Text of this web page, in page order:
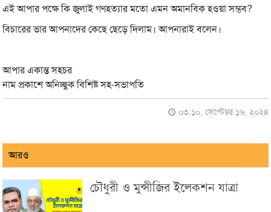
এই আপার পক্ষে কি জুলাই গণহত্যার মতো এমন অমানবিক হওয়া সম্ভব?
বিচারের ভার আপনাদের কেছে ছেড়ে দিলাম। আপনারাই বলেন।
আপার একান্ত সহচর
নাম প্রকাশে অনিচ্ছুক বিশিষ্ট সহ-সভাপতি
০৩:১০, সেপ্টেম্বর ১৬, ২০২৪
আরও
চৌধুরী ও মুন্সীজির ইলেকশন যাত্রা